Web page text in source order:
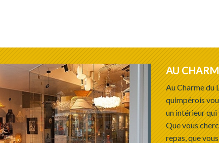
AU
Au Charme du
quimpérois
un intérieur qui
Que vous
repas, que